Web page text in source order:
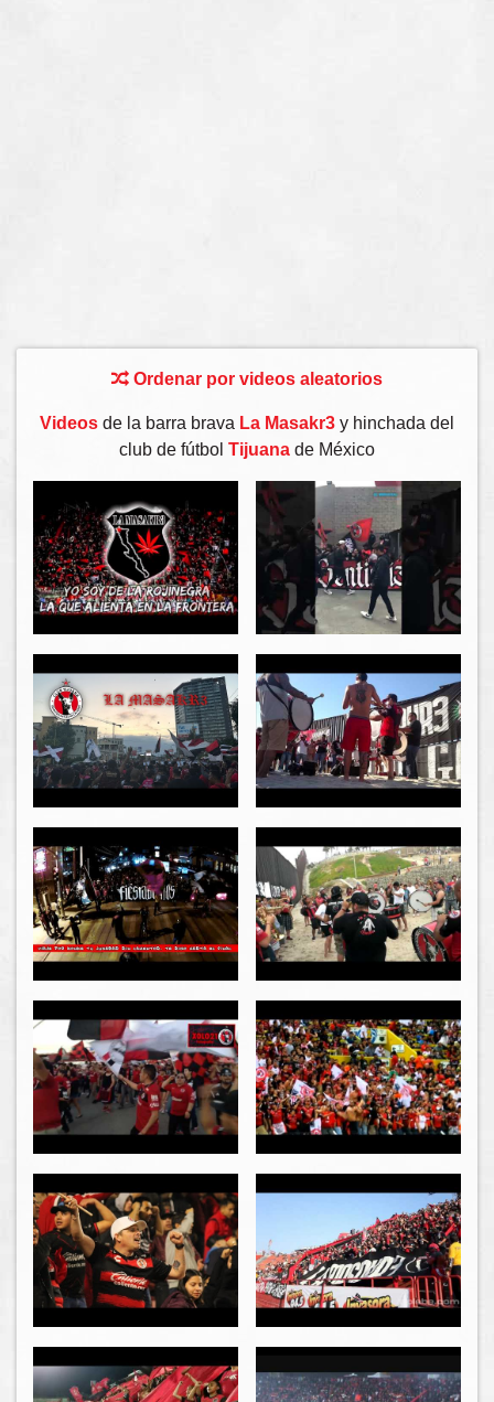
Ordenar por videos aleatorios
Videos de la barra brava La Masakr3 y hinchada del
club de fútbol Tijuana de México